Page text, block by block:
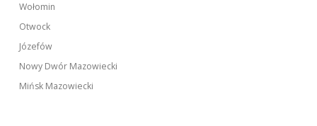
Wołomin
Otwock
Józefów
Nowy Dwór Mazowiecki
Mińsk Mazowiecki